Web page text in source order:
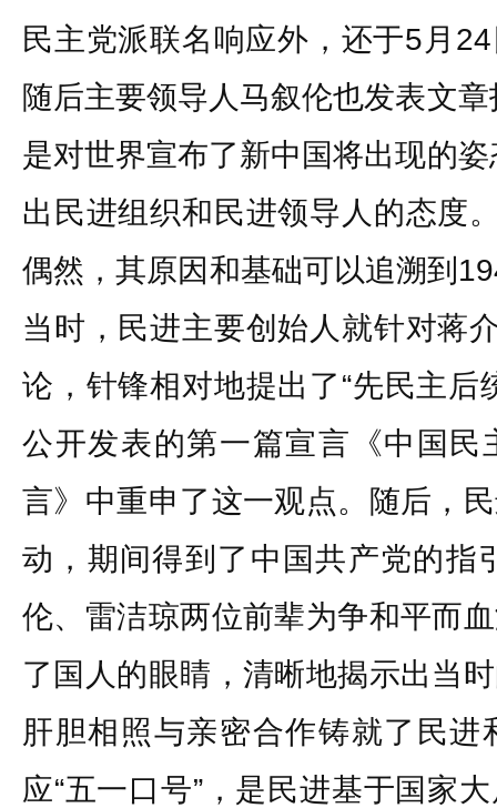
民主党派联名响应外，还于5月
随后主要领导人马叙伦也发表文
是对世界宣布了新中国将出现的
出民进组织和民进领导人的态度
偶然，其原因和基础可以追溯到
当时，民进主要创始人就针对蒋
论，针锋相对地提出了“先民主后
公开发表的第一篇宣言《中国民
言》中重申了这一观点。随后，
动，期间得到了中国共产党的指
伦、雷洁琼两位前辈为争和平而
了国人的眼睛，清晰地揭示出当
肝胆相照与亲密合作铸就了民进
应“五一口号”，是民进基于国家